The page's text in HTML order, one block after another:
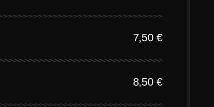
7,50 €
8,50 €